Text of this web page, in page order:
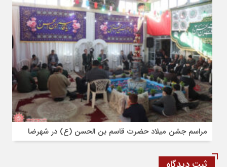
مراسم جشن میلاد حضرت قاسم بن الحسن (ع) در شهرضا